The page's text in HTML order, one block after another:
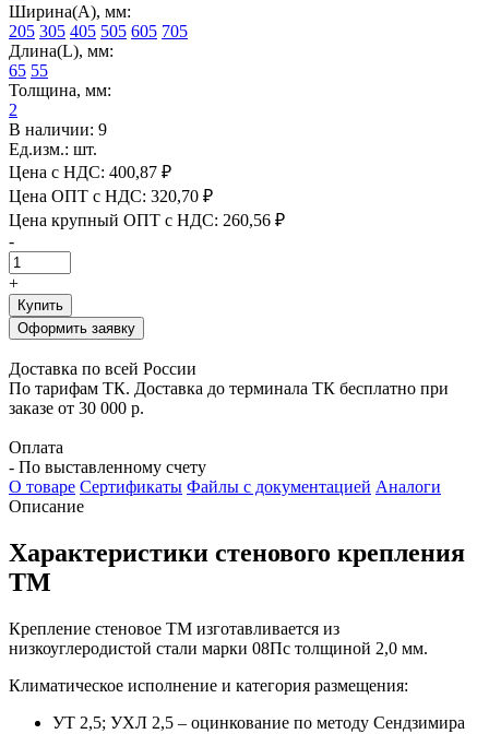
Ширина(А), мм:
205 305 405 505 605 705
Длина(L), мм:
65 55
Толщина, мм:
2
В наличии: 9
Ед.изм.: шт.
Цена с НДС: 400,87 ₽
Цена ОПТ с НДС: 320,70 ₽
Цена крупный ОПТ с НДС: 260,56 ₽
-
+
Купить
Оформить заявку
Доставка по всей России
По тарифам ТК. Доставка до терминала ТК бесплатно при
заказе от 30 000 р.
Оплата
- По выставленному счету
О товаре Сертификаты Файлы с документацией Аналоги
Описание
Характеристики стенового крепления
ТМ
Крепление стеновое ТМ изготавливается из
низкоуглеродистой стали марки 08Пс толщиной 2,0 мм.
Климатическое исполнение и категория размещения:
УТ 2,5; УХЛ 2,5 – оцинкование по методу Сендзимира